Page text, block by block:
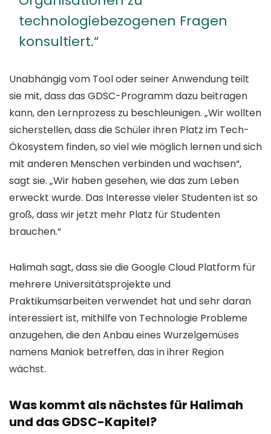
technologiebezogenen Fragen
konsultiert.“
Unabhängig vom Tool oder seiner Anwendung teilt
sie mit, dass das GDSC-Programm dazu beitragen
kann, den Lernprozess zu beschleunigen. „Wir wollten
sicherstellen, dass die Schüler ihren Platz im Tech-
Ökosystem finden, so viel wie möglich lernen und sich
mit anderen Menschen verbinden und wachsen“,
sagt sie. „Wir haben gesehen, wie das zum Leben
erweckt wurde. Das Interesse vieler Studenten ist so
groß, dass wir jetzt mehr Platz für Studenten
brauchen.“
Halimah sagt, dass sie die Google Cloud Platform für
mehrere Universitätsprojekte und
Praktikumsarbeiten verwendet hat und sehr daran
interessiert ist, mithilfe von Technologie Probleme
anzugehen, die den Anbau eines Wurzelgemüses
namens Maniok betreffen, das in ihrer Region
wächst.
Was kommt als nächstes für Halimah
und das GDSC-Kapitel?